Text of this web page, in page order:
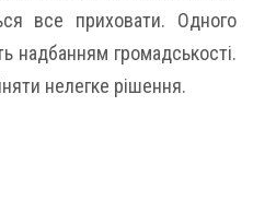
все приховати. Одного
надбанням громадськості.
нелегке рішення.